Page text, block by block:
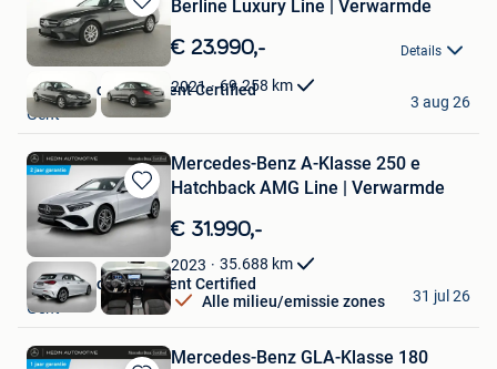
Bewaren
in
Favorieten
Berline Luxury Line | Verwarmde
€ 23.990,- Details
2021 69.258 km
Hedin Automotive Gent Certified
Gent
3 aug 26
Bewaren
in
Mijn
Favorieten
Mercedes-Benz A-Klasse 250 e
Hatchback AMG Line | Verwarmde
€ 31.990,-
2023 35.688 km
Alle milieu/emissie zones
Hedin Automotive Gent Certified
Gent
31 jul 26
Mercedes-Benz GLA-Klasse 180